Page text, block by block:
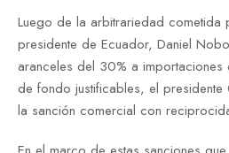
Luego de la arbitrariedad cometida
presidente de Ecuador, Daniel
aranceles del 30% a importaciones
de fondo justificables, el presidente
la sanción comercial con